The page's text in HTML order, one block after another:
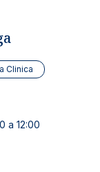
Clinica
a 12:00